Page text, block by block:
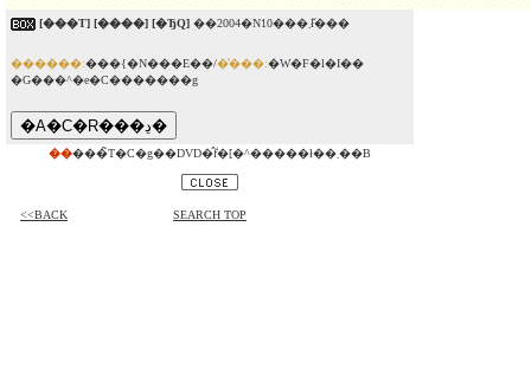
[���T] [����] [�ЂQ] ��2004�N10���܂ł̌���
������:���{�N���E��/�̔���:�W�F�l�I��
�G���^�e�C�������g
�� ���̃T�C�g��DVD�̂݃f�[�^�����ł��܂��B
<<BACK SEARCH TOP